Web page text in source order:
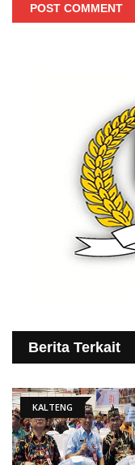
POST COMMENT
Berita Terkait
KALTENG